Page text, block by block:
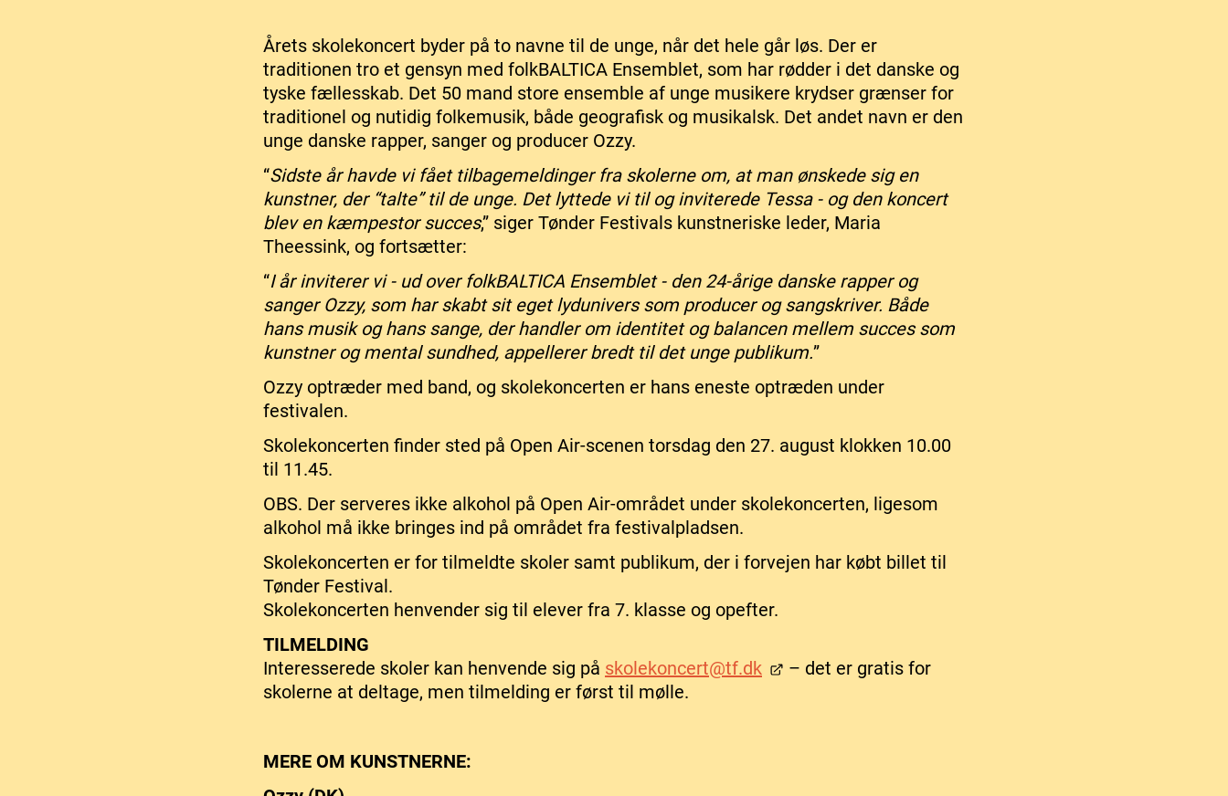
Årets skolekoncert byder på to navne til de unge, når det hele går løs. Der er
traditionen tro et gensyn med folkBALTICA Ensemblet, som har rødder i det danske og
tyske fællesskab. Det 50 mand store ensemble af unge musikere krydser grænser for
traditionel og nutidig folkemusik, både geografisk og musikalsk. Det andet navn er den
unge danske rapper, sanger og producer Ozzy.
“Sidste år havde vi fået tilbagemeldinger fra skolerne om, at man ønskede sig en
kunstner, der “talte” til de unge. Det lyttede vi til og inviterede Tessa - og den koncert
blev en kæmpestor succes,” siger Tønder Festivals kunstneriske leder, Maria
Theessink, og fortsætter:
“I år inviterer vi - ud over folkBALTICA Ensemblet - den 24-årige danske rapper og
sanger Ozzy, som har skabt sit eget lydunivers som producer og sangskriver. Både
hans musik og hans sange, der handler om identitet og balancen mellem succes som
kunstner og mental sundhed, appellerer bredt til det unge publikum.”
Ozzy optræder med band, og skolekoncerten er hans eneste optræden under
festivalen.
Skolekoncerten finder sted på Open Air-scenen torsdag den 27. august klokken 10.00
til 11.45.
OBS. Der serveres ikke alkohol på Open Air-området under skolekoncerten, ligesom
alkohol må ikke bringes ind på området fra festivalpladsen.
Skolekoncerten er for tilmeldte skoler samt publikum, der i forvejen har købt billet til
Tønder Festival.
Skolekoncerten henvender sig til elever fra 7. klasse og opefter.
TILMELDING
Interesserede skoler kan henvende sig på skolekoncert@tf.dk
– det er gratis for
skolerne at deltage, men tilmelding er først til mølle.
MERE OM KUNSTNERNE: